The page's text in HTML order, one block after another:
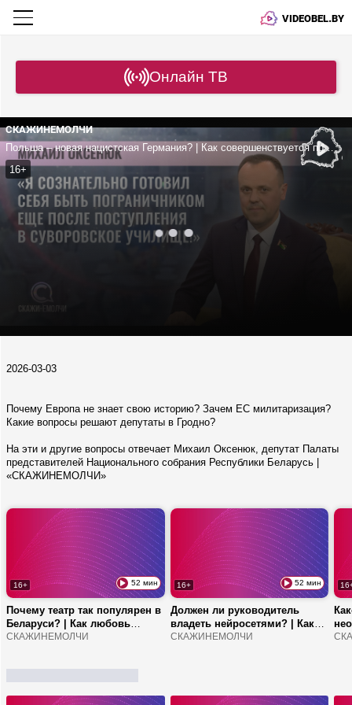
VIDEOBEL.BY
Онлайн ТВ
СКАЖИНЕМОЛЧИ
Польша – новая нацистская Германия? | Как совершенствуется подготовка ВС? | Способен ли Запад напасть на нас?
16+
2026-03-03
Почему Европа не знает свою историю? Зачем ЕС милитаризация?
Какие вопросы решают депутаты в Гродно?
На эти и другие вопросы отвечает Михаил Оксенюк, депутат Палаты
представителей Национального собрания Республики Беларусь |
«СКАЖИНЕМОЛЧИ»
16+ 52 мин
Почему театр так популярен в
Беларуси? | Как любовь
объединила двух
СКАЖИНЕМОЛЧИ
16+ 52 мин
Должен ли руководитель
владеть нейросетями? | Как
быстро обучиться промт-
СКАЖИНЕМОЛЧИ